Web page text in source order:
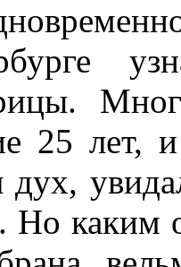
25 лет,
дух,
Но каким